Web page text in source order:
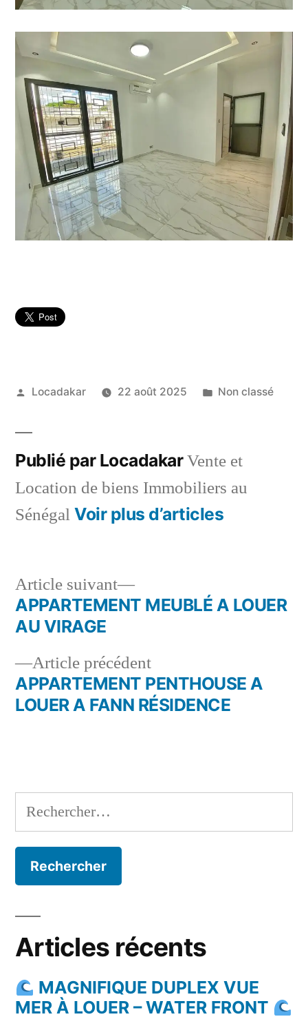
Publié
Locadakar 22 août 2025
Publié
Non classé
Publié par LocadakarVente et
Location de biens Immobiliers au
Sénégal Voir plus d’articles
Navigation
l’article
Article précédentArticle
précédent :
APPARTEMENT PENTHOUSE A
LOUER A FANN RÉSIDENCE
Article suivant
Article
suivant :
APPARTEMENT MEUBLÉ A LOUER
AU VIRAGE
Rechercher :
Articles récents
MAGNIFIQUE DUPLEX VUE
MER À LOUER – WATER FRONT